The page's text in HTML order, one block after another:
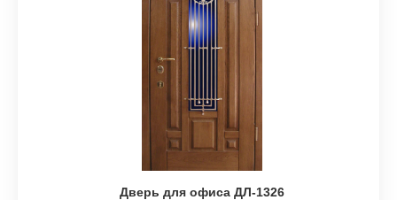
Дверь для офиса ДЛ-1326